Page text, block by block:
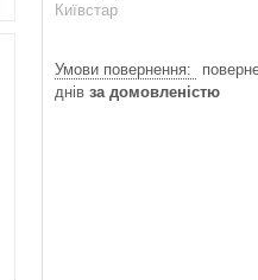
Київстар
днів за домовленістю